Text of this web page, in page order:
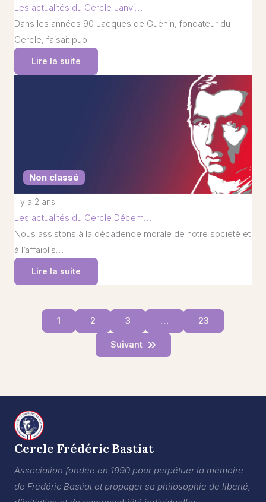
Les actualités du Cercle Janvi…
Dans les années 90 Jacques de Guénin, fondateur du
Cercle, faisait pub…
Lire la suite
Non classé
il y a 2 ans
Les actualités du Cercle Décem…
Nous assistons à la décadence morale de notre société et
à l’affaiblis…
Lire la suite
1 2 3 … 23
Suivant
Cercle Frédéric Bastiat
Association fondée en 1990 pour perpétuer la mémoire
de Frédéric Bastiat et propager sa philosophie de liberté,